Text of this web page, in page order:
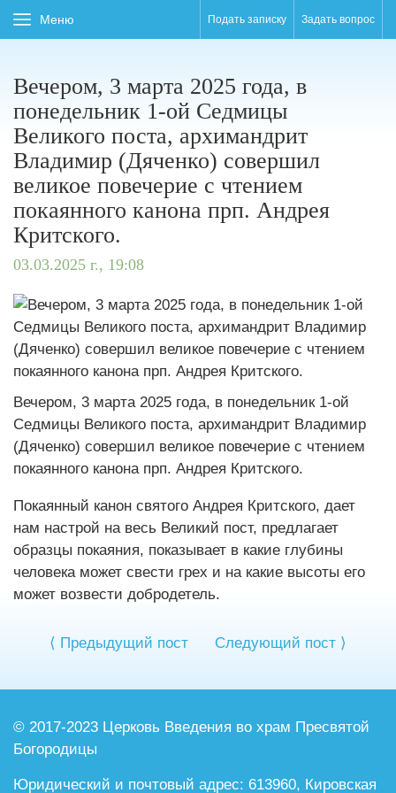
Меню Подать записку Задать вопрос
Вечером, 3 марта 2025 года, в
понедельник 1-ой Седмицы
Великого поста, архимандрит
Владимир (Дяченко) совершил
великое повечерие с чтением
покаянного канона прп. Андрея
Критского.
03.03.2025 г., 19:08
Вечером, 3 марта 2025 года, в понедельник 1-ой
Седмицы Великого поста, архимандрит Владимир
(Дяченко) совершил великое повечерие с чтением
покаянного канона прп. Андрея Критского.
Покаянный канон святого Андрея Критского, дает
нам настрой на весь Великий пост, предлагает
образцы покаяния, показывает в какие глубины
человека может свести грех и на какие высоты его
может возвести добродетель.
⟨ Предыдущий пост Следующий пост ⟩
© 2017-2023 Церковь Введения во храм Пресвятой
Богородицы
Юридический и почтовый адрес: 613960, Кировская